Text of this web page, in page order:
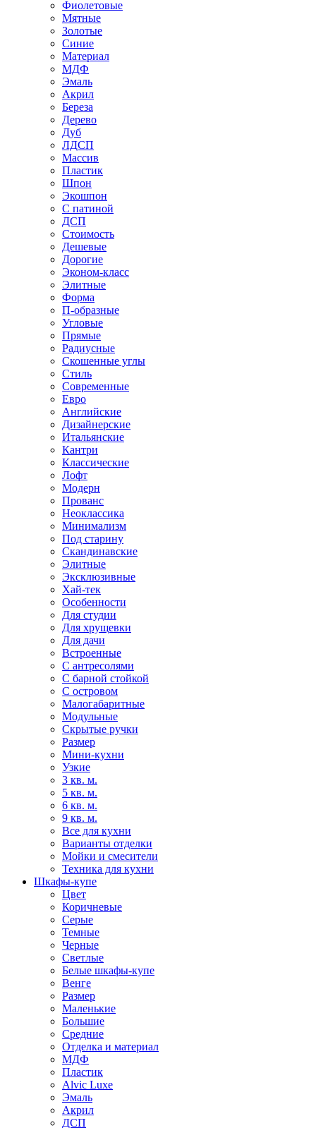
Фиолетовые
Мятные
Золотые
Синие
Материал
МДФ
Эмаль
Акрил
Береза
Дерево
Дуб
ЛДСП
Массив
Пластик
Шпон
Экошпон
С патиной
ДСП
Стоимость
Дешевые
Дорогие
Эконом-класс
Элитные
Форма
П-образные
Угловые
Прямые
Радиусные
Скошенные углы
Стиль
Современные
Евро
Английские
Дизайнерские
Итальянские
Кантри
Классические
Лофт
Модерн
Прованс
Неоклассика
Минимализм
Под старину
Скандинавские
Элитные
Эксклюзивные
Хай-тек
Особенности
Для студии
Для хрущевки
Для дачи
Встроенные
С антресолями
С барной стойкой
С островом
Малогабаритные
Модульные
Скрытые ручки
Размер
Мини-кухни
Узкие
3 кв. м.
5 кв. м.
6 кв. м.
9 кв. м.
Все для кухни
Варианты отделки
Мойки и смесители
Техника для кухни
Шкафы-купе
Цвет
Коричневые
Серые
Темные
Черные
Светлые
Белые шкафы-купе
Венге
Размер
Маленькие
Большие
Средние
Отделка и материал
МДФ
Пластик
Alvic Luxe
Эмаль
Акрил
ДСП